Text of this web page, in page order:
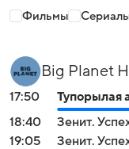
Фильмы
Big Planet
17:50
Тупорылая
18:40
Зенит.
19:05
Зенит.